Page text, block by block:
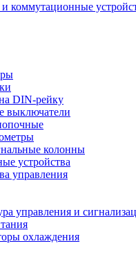
коммутационные
DIN-рейку
выключатели
колонны
устройства
управления
управления и
охлаждения